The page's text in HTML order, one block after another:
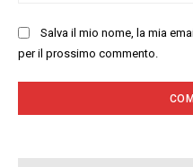
Salva il mio nome, la mia
per il prossimo commento.